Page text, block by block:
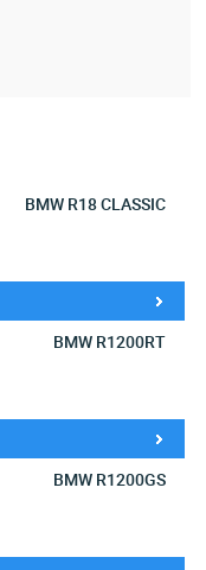
BMW R18 CLASSIC
BMW R1200RT
BMW R1200GS